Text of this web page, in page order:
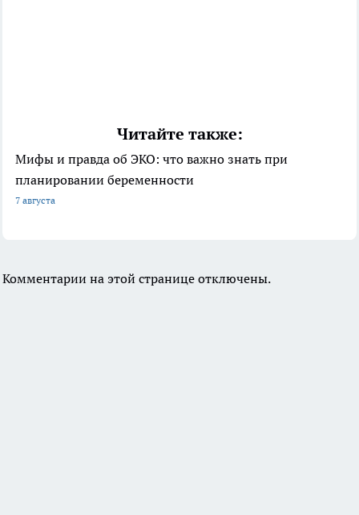
Читайте также:
Мифы и правда об ЭКО: что важно знать при
планировании беременности
7 августа
Комментарии на этой странице отключены.